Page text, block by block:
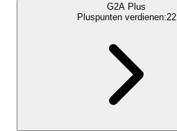
G2A Plus
Pluspunten verdienen:22